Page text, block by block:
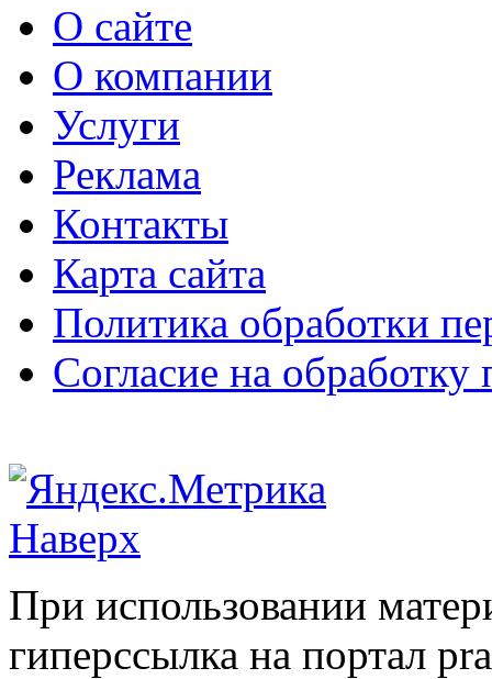
О сайте
О компании
Услуги
Реклама
Контакты
Карта сайта
Политика обработки
Согласие на
Наверх
При использовании
гиперссылка на портал